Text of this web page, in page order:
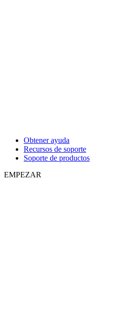
Obtener ayuda
Recursos de soporte
Soporte de productos
EMPEZAR